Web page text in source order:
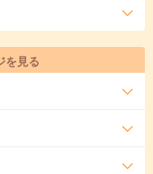
を見る